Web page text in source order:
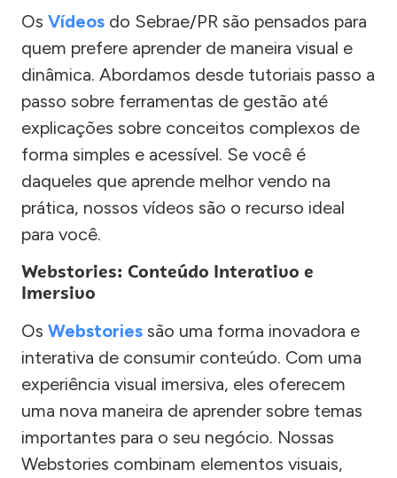
Os Vídeos do Sebrae/PR são pensados para
quem prefere aprender de maneira visual e
dinâmica. Abordamos desde tutoriais passo a
passo sobre ferramentas de gestão até
explicações sobre conceitos complexos de
forma simples e acessível. Se você é
daqueles que aprende melhor vendo na
prática, nossos vídeos são o recurso ideal
para você.
Webstories: Conteúdo Interativo e
Imersivo
Os Webstories são uma forma inovadora e
interativa de consumir conteúdo. Com uma
experiência visual imersiva, eles oferecem
uma nova maneira de aprender sobre temas
importantes para o seu negócio. Nossas
Webstories combinam elementos visuais,